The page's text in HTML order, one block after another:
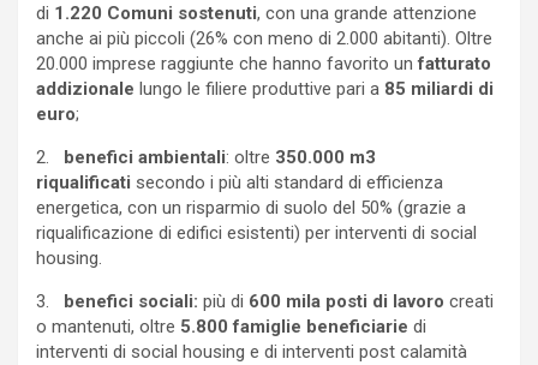
di 1.220 Comuni sostenuti, con una grande attenzione
anche ai più piccoli (26% con meno di 2.000 abitanti). Oltre
20.000 imprese raggiunte che hanno favorito unfatturato
addizionale lungo le filiere produttive pari a 85 miliardi di
euro;
2. benefici ambientali: oltre 350.000 m3
riqualificati secondo i più alti standard di efficienza
energetica, con un risparmio di suolo del 50% (grazie a
riqualificazione di edifici esistenti) per interventi di social
housing.
3. benefici sociali: più di 600 mila posti di lavoro creati
o mantenuti, oltre 5.800 famiglie beneficiarie di
interventi di social housing e di interventi post calamità